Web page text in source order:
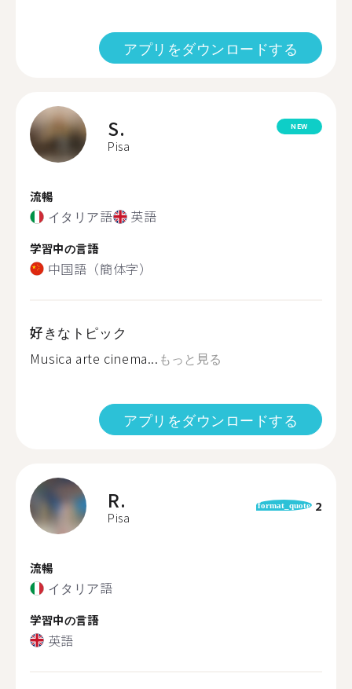
アプリをダウンロードする
S.
Pisa
NEW
流暢
イタリア語 英語
学習中の言語
中国語（簡体字）
好きなトピック
Musica arte cinema... もっと見る
アプリをダウンロードする
R.
Pisa
format_quote 2
流暢
イタリア語
学習中の言語
英語